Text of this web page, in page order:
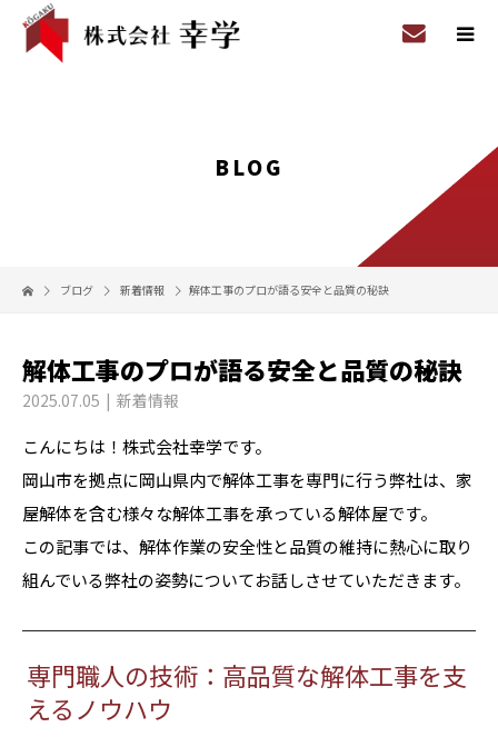
BLOG
ブログ 新着情報 解体工事のプロが語る安全と品質の秘訣
解体工事のプロが語る安全と品質の秘訣
2025.07.05 新着情報
こんにちは！株式会社幸学です。
岡山市を拠点に岡山県内で解体工事を専門に行う弊社は、家
屋解体を含む様々な解体工事を承っている解体屋です。
この記事では、解体作業の安全性と品質の維持に熱心に取り
組んでいる弊社の姿勢についてお話しさせていただきます。
専門職人の技術：高品質な解体工事を支
えるノウハウ